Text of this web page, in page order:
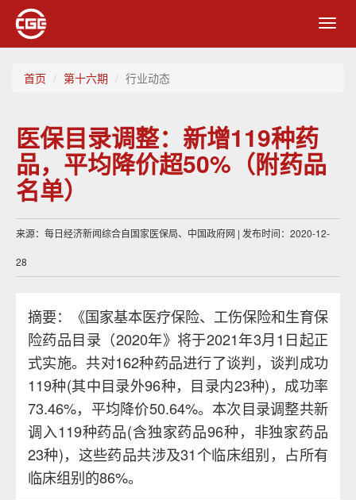
首页 第十六期 行业动态
医保目录调整：新增119种药
品，平均降价超50%（附药品
名单）
来源：每日经济新闻综合自国家医保局、中国政府网 | 发布时间：2020-12-
28
摘要：《国家基本医疗保险、工伤保险和生育保
险药品目录（2020年》将于2021年3月1日起正
式实施。共对162种药品进行了谈判，谈判成功
119种(其中目录外96种，目录内23种)，成功率
73.46%，平均降价50.64%。本次目录调整共新
调入119种药品(含独家药品96种，非独家药品
23种)，这些药品共涉及31个临床组别，占所有
临床组别的86%。